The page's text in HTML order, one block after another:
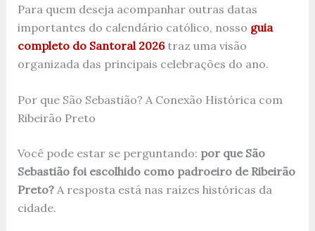
Para quem deseja acompanhar outras datas
importantes do calendário católico, nosso guia
completo do Santoral 2026traz uma visão
organizada das principais celebrações do ano.
Por que São Sebastião? A Conexão Histórica com
Ribeirão Preto
Você pode estar se perguntando: por que São
Sebastião foi escolhido como padroeiro de Ribeirão
Preto?A resposta está nas raízes históricas da
cidade.